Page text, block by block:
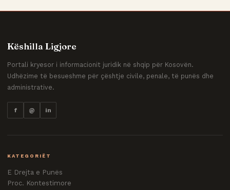
Këshilla Ligjore
Portali kryesor i informacionit juridik në shqip për Kosovën.
Udhëzime të besueshme për çështje civile, penale, të punës dhe
administrative.
f @ in
KATEGORIËT
E Drejta e Punës
Proc. Kontestimore